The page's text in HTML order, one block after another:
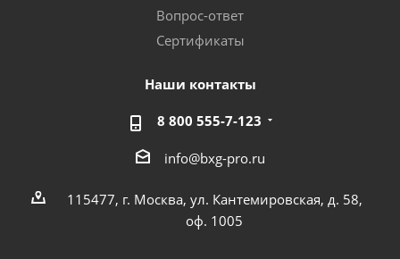
Вопрос-ответ
Сертификаты
Наши контакты
8 800 555-7-123
info@bxg-pro.ru
115477, г. Москва, ул. Кантемировская, д. 58,
оф. 1005